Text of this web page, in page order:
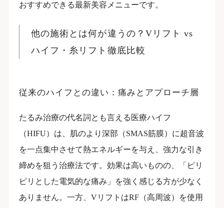
おすすめできる最新美容メニューです。
他の施術とは何が違うの？Vリフト vs
ハイフ・糸リフト徹底比較
従来のハイフとの違い：痛みとアプローチ層
たるみ治療の代名詞とも言える医療ハイフ
（HIFU）は、肌のより深部（SMAS筋膜）に超音波
を一点集中させて熱エネルギーを与え、強力な引き
締めを狙う治療法です。効果は高いものの、「ピリ
ピリとした電気的な痛み」を強く感じる方が少なく
ありません。一方、VリフトはRF（高周波）を使用